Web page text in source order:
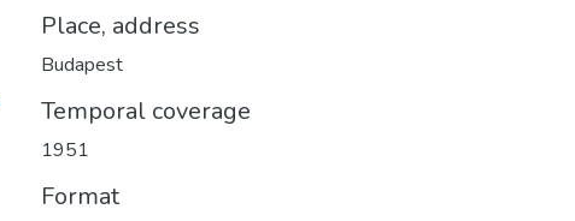
Place, address
Budapest
Temporal coverage
1951
Format